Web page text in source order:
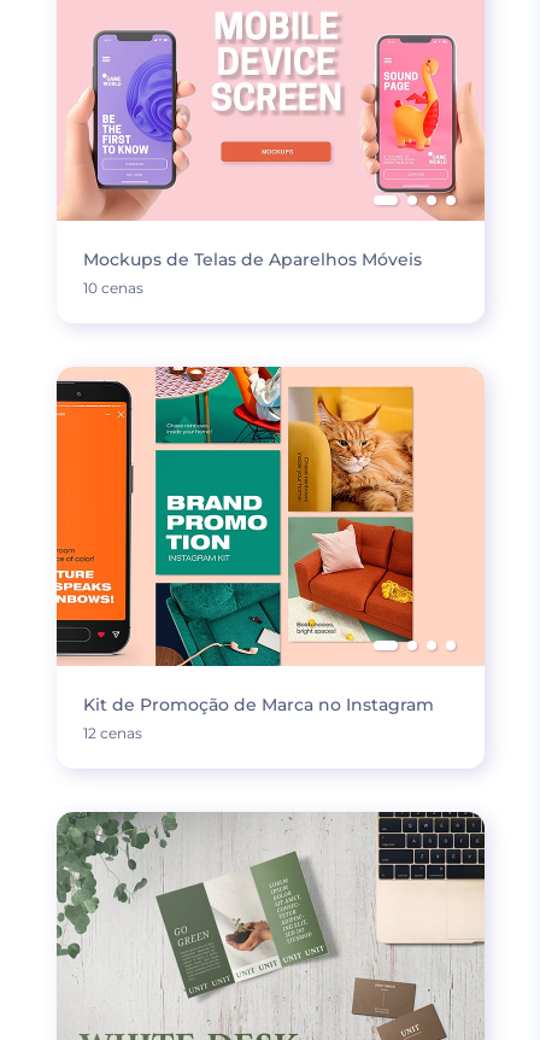
Mockups de Telas de Aparelhos Móveis
10 cenas
Kit de Promoção de Marca no Instagram
12 cenas